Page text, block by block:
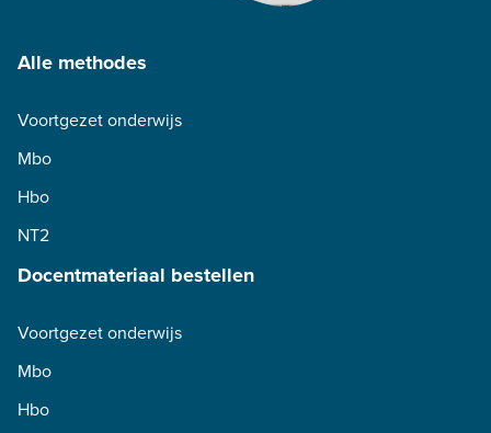
Alle methodes
Voortgezet onderwijs
Mbo
Hbo
NT2
Docentmateriaal bestellen
Voortgezet onderwijs
Mbo
Hbo